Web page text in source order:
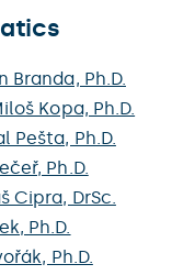
Branda, Ph.D.
Kopa, Ph.D.
Pešta, Ph.D.
Ph.D.
Cipra, DrSc.
Ph.D.
Ph.D.